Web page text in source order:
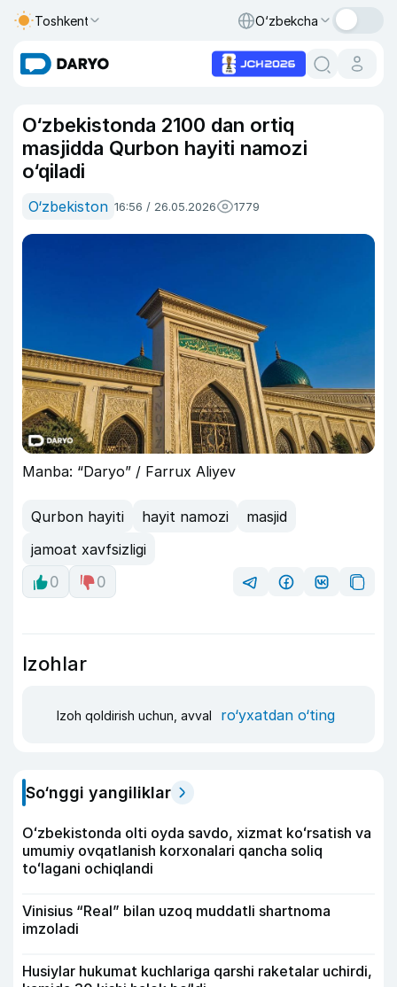
Toshkent O‘zbekcha
O‘zbekistonda 2100 dan ortiq
masjidda Qurbon hayiti namozi
o‘qiladi
O‘zbekiston 16:56 / 26.05.2026 1779
Manba: “Daryo” / Farrux Aliyev
Qurbon hayiti hayit namozi
masjid
jamoat xavfsizligi
0
0
Izohlar
Izoh qoldirish uchun, avval ro‘yxatdan o‘ting
So‘nggi yangiliklar
Oʻzbekistonda olti oyda savdo, xizmat koʻrsatish va
umumiy ovqatlanish korxonalari qancha soliq
toʻlagani ochiqlandi
Vinisius “Real” bilan uzoq muddatli shartnoma
imzoladi
Husiylar hukumat kuchlariga qarshi raketalar uchirdi,